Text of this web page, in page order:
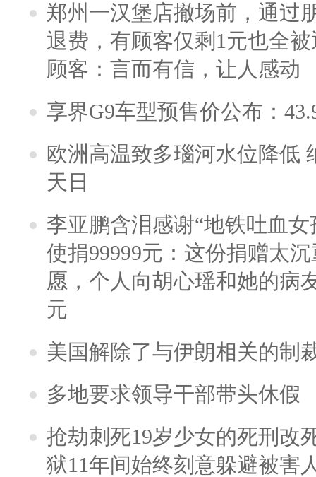
郑州一汉堡店撤场前，通过
退费，有顾客仅剩1元也全
顾客：言而有信，让人感动
享界G9车型预售价公布：
欧洲高温致多瑙河水位降低
天日
李亚鹏含泪感谢“地铁吐血
使捐99999元：这份捐赠太
愿，个人向胡心瑶和她的病
元
美国解除了与伊朗相关的制
多地要求领导干部带头休假
抢劫刺死19岁少女的死刑改
狱11年间始终刻意躲避被害